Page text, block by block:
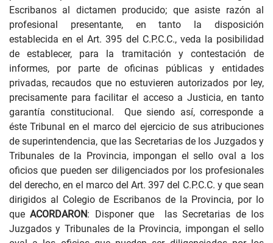
Escribanos al dictamen producido; que asiste razón al
profesional presentante, en tanto la disposición
establecida en el Art. 395 del C.P.C.C., veda la posibilidad
de establecer, para la tramitación y contestación de
informes, por parte de oficinas públicas y entidades
privadas, recaudos que no estuvieren autorizados por ley,
precisamente para facilitar el acceso a Justicia, en tanto
garantía constitucional. Que siendo así, corresponde a
éste Tribunal en el marco del ejercicio de sus atribuciones
de superintendencia, que las Secretarias de los Juzgados y
Tribunales de la Provincia, impongan el sello oval a los
oficios que pueden ser diligenciados por los profesionales
del derecho, en el marco del Art. 397 del C.P.C.C. y que sean
dirigidos al Colegio de Escribanos de la Provincia, por lo
queACORDARON: Disponer que las Secretarias de los
Juzgados y Tribunales de la Provincia, impongan el sello